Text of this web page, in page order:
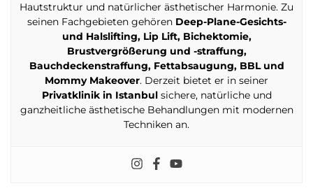
Hautstruktur und natürlicher ästhetischer Harmonie. Zu
seinen Fachgebieten gehören Deep-Plane-Gesichts-
und Halslifting, Lip Lift, Bichektomie,
Brustvergrößerung und -straffung,
Bauchdeckenstraffung, Fettabsaugung, BBL und
Mommy Makeover. Derzeit bietet er in seiner
Privatklinik in Istanbulsichere, natürliche und
ganzheitliche ästhetische Behandlungen mit modernen
Techniken an.